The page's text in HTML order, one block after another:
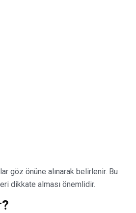
göz önüne alınarak belirlenir. Bu
dikkate alması önemlidir.